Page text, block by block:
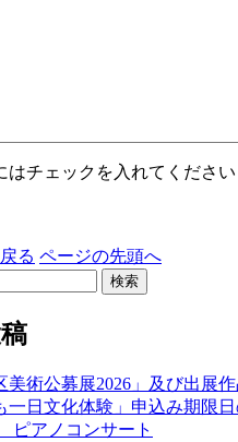
はチェックを入れてください
る ページの先頭へ
美術公募展2026」及び出展
一日文化体験」申込み期限
アノコンサート